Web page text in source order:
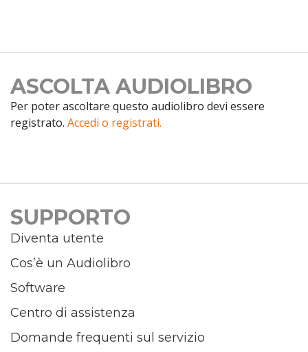
ASCOLTA AUDIOLIBRO
Per poter ascoltare questo audiolibro devi essere
registrato. Accedi o registrati.
SUPPORTO
Diventa utente
Cos’è un Audiolibro
Software
Centro di assistenza
Domande frequenti sul servizio